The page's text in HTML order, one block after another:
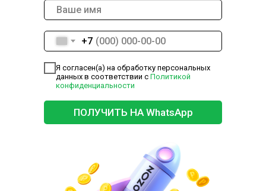
+7
Я согласен(а) на обработку персональных
данных в соответствии с Политикой
конфиденциальности
ПОЛУЧИТЬ НА WhatsApp